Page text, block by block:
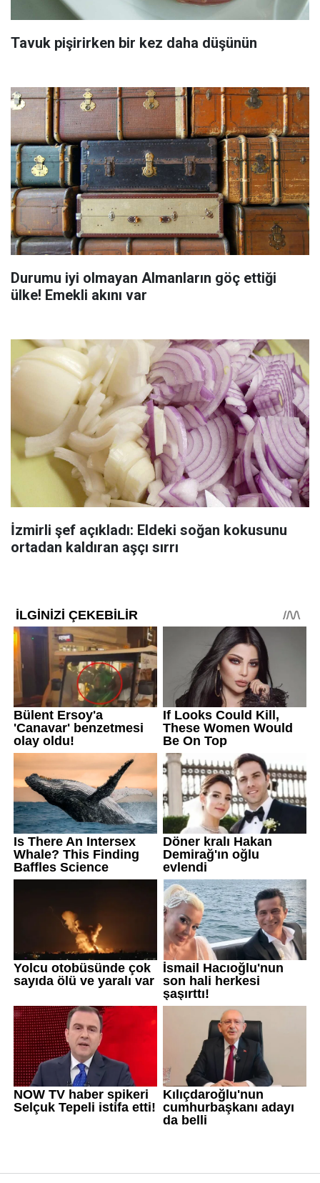
Tavuk pişirirken bir kez daha düşünün
Durumu iyi olmayan Almanların göç ettiği
ülke! Emekli akını var
İzmirli şef açıkladı: Eldeki soğan kokusunu
ortadan kaldıran aşçı sırrı